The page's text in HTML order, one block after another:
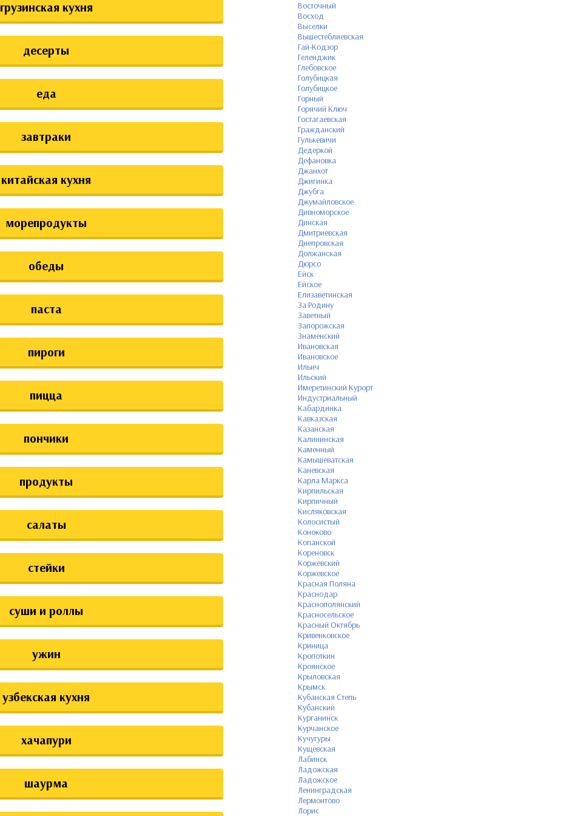
грузинская кухня
десерты
еда
завтраки
китайская кухня
морепродукты
обеды
паста
пироги
пицца
пончики
продукты
салаты
стейки
суши и роллы
ужин
узбекская кухня
хачапури
шаурма
Восточный
Восход
Выселки
Вышестеблиевская
Гай-Кодзор
Геленджик
Глебовское
Голубицкая
Голубицкое
Горный
Горячий Ключ
Гостагаевская
Гражданский
Гулькевичи
Дедеркой
Дефановка
Джанхот
Джигинка
Джубга
Джумайловское
Дивноморское
Динская
Дмитриевская
Днепровская
Должанская
Дюрсо
Ейск
Ейское
Елизаветинская
За Родину
Заветный
Запорожская
Знаменский
Ивановская
Ивановское
Ильич
Ильский
Имеретинский Курорт
Индустриальный
Кабардинка
Кавказская
Казанская
Калининская
Каменный
Камышеватская
Каневская
Карла Маркса
Кирпильская
Кирпичный
Кисляковская
Колосистый
Коноково
Копанской
Кореновск
Коржевский
Коржевское
Красная Поляна
Краснодар
Краснополянский
Красносельское
Красный Октябрь
Кривенковское
Криница
Кропоткин
Кроянское
Крыловская
Крымск
Кубанская Степь
Кубанский
Курганинск
Курчанское
Кучугуры
Кущёвская
Лабинск
Ладожская
Ладожское
Ленинградская
Лермонтово
Лорис